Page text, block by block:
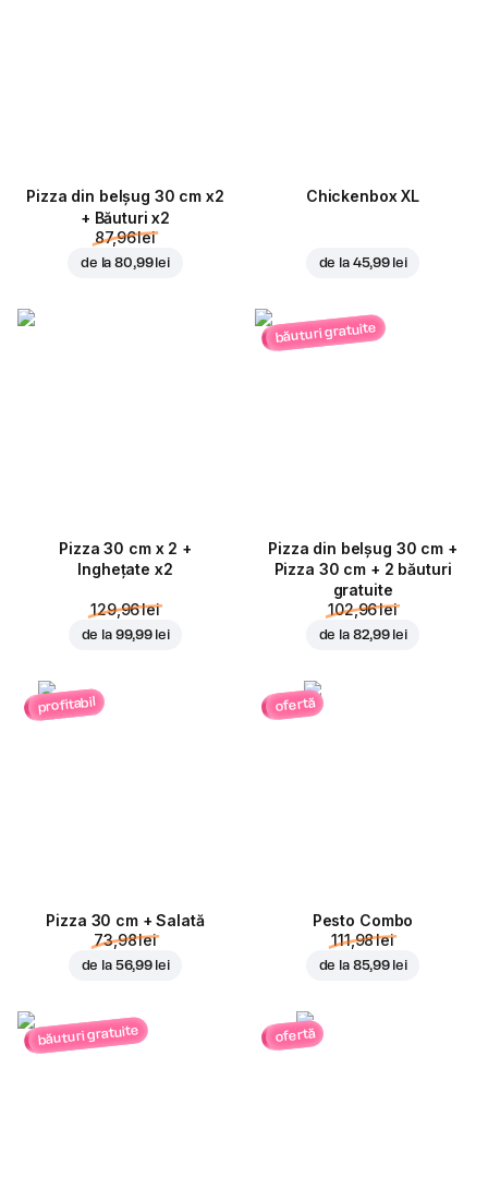
Pizza din belșug 30 cm x2
+ Băuturi x2
87,96 lei
de la80,99 lei
Chickenbox XL
de la 45,99 lei
Pizza 30 cm x 2 +
Inghețate x2
129,96 lei
de la 99,99 lei
băuturi gratuite
Pizza din belșug 30 cm +
Pizza 30 cm + 2 băuturi
gratuite
102,96 lei
de la 82,99 lei
profitabil
Pizza 30 cm + Salată
73,98 lei
de la 56,99 lei
ofertă
Pesto Combo
111,98 lei
de la 85,99 lei
băuturi gratuite ofertă